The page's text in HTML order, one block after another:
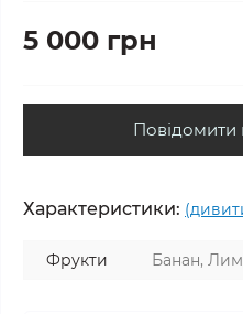
5 000 грн
Повідомити
Характеристики:
Фрукти Банан,